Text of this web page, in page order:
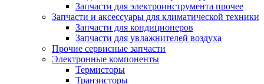
Запчасти для электроинструмента прочее
Запчасти и аксессуары для климатической техники
Запчасти для кондиционеров
Запчасти для увлажнителей воздуха
Прочие сервисные запчасти
Электронные компоненты
Термисторы
Транзисторы